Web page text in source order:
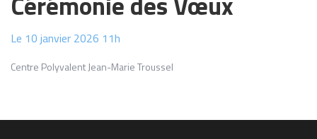
Le 10 janvier 2026 11h
Centre Polyvalent Jean-Marie Troussel